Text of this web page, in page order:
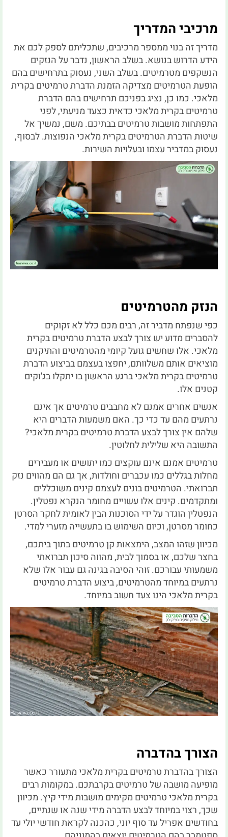
מרכיבי המדריך
מדריך זה בנוי ממספר מרכיבים, שתכליתם לספק לכם את
הידע הדרוש בנושא. בשלב הראשון, נדבר על הנזקים
הנשקפים מטרמיטים. בשלב השני, נעסוק בתרחישים בהם
הופעת הטרמיטים מצדיקה הזמנת הדברת טרמיטים בקרית
מלאכי. כמו כן, נציג בפניכם תרחישים בהם הדברת
טרמיטים בקרית מלאכי כדאית כצעד מניעתי, לפני
התפתחות מושבות טרמיטים בבתיכם. משם, נמשיך אל
שיטות הדברת הטרמיטים בקרית מלאכי הנפוצות. לבסוף,
נעסוק במדביר עצמו ובעלויות השירות.
הנזק מהטרמיטים
כפי שנפתח מדביר זה, רבים מכם כלל לא זקוקים
להסברים מדוע יש צורך לבצע הדברת טרמיטים בקרית
מלאכי. אלו שחשים גועל קיומי מהטרמיטים והתיקנים
מוציאים אותם משלוותם, יחפצו בעצמם בביצוע הדברת
טרמיטים בקרית מלאכי ברגע הראשון בו יתקלו בג'וקים
קטנים אלו.
אנשים אחרים אמנם לא מחבבים טרמיטים אך אינם
נרתעים מהם עד כדי כך. האם משמעות הדברים היא
שלהם אין צורך לבצע הדברת טרמיטים בקרית מלאכי?
התשובה היא שלילית לחלוטין.
טרמיטים אמנם אינם עוקצים כמו יתושים או מעבירים
מחלות בגללים כמו עכברים וחולדות, אך גם הם מהווים נזק
תברואתי. הטרמיטים בונים לעצמם קינים משוכללים
ומתקדמים. קינים אלו עשויים מחומר הנקרא נפטלין.
הנפטלין הוגדר על ידי הסוכנות הבין לאומית לחקר הסרטן
כחומר מסרטן, וכיום השימוש בו בתעשייה מזערי למדי.
מכיוון שזהו המצב, הימצאות קן טרמיטים בתוך ביתכם,
בחצר שלכם, או בסמוך לבית, מהווה סיכון תברואתי
משמעותי עבורכם. זוהי הסיבה בגינה גם עבור אלו שלא
נרתעים במיוחד מהטרמיטים, ביצוע הדברת טרמיטים
בקרית מלאכי הינו צעד חשוב במיוחד.
הצורך בהדברה
הצורך בהדברת טרמיטים בקרית מלאכי מתעורר כאשר
מופיעה מושבה של טרמיטים בקרבתכם. במקומות רבים
בקרית מלאכי טרמיטים מקימים מושבות מידי קיץ. מכיוון
שכך, רצוי במיוחד לבצע הדברה מידי שנה או שנתיים,
בחודשים אפריל עד סוף יוני, כהכנה לקראת חודשי יולי עד